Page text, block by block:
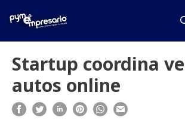
Startup coordina
autos online